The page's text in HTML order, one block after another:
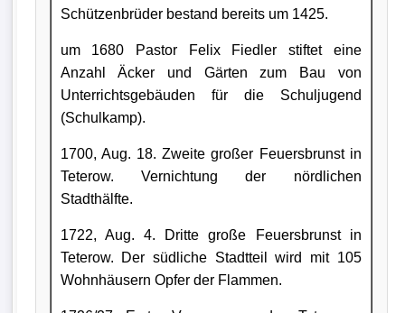
Schützenbrüder bestand bereits um 1425.
um 1680 Pastor Felix Fiedler stiftet eine
Anzahl Äcker und Gärten zum Bau von
Unterrichtsgebäuden für die Schuljugend
(Schulkamp).
1700, Aug. 18. Zweite großer Feuersbrunst in
Teterow. Vernichtung der nördlichen
Stadthälfte.
1722, Aug. 4. Dritte große Feuersbrunst in
Teterow. Der südliche Stadtteil wird mit 105
Wohnhäusern Opfer der Flammen.